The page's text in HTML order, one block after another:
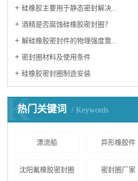
硅橡胶主要用于静态密封解决...
酒精是否腐蚀硅橡胶密封圈？
解硅橡胶密封件的物理强度靠...
密封圈材料及使用条件
硅橡胶密封圈制造安装
热门关键词 Keywords
K
漂流船 异形橡胶件
沈阳氟橡胶密封圈 密封圈厂家